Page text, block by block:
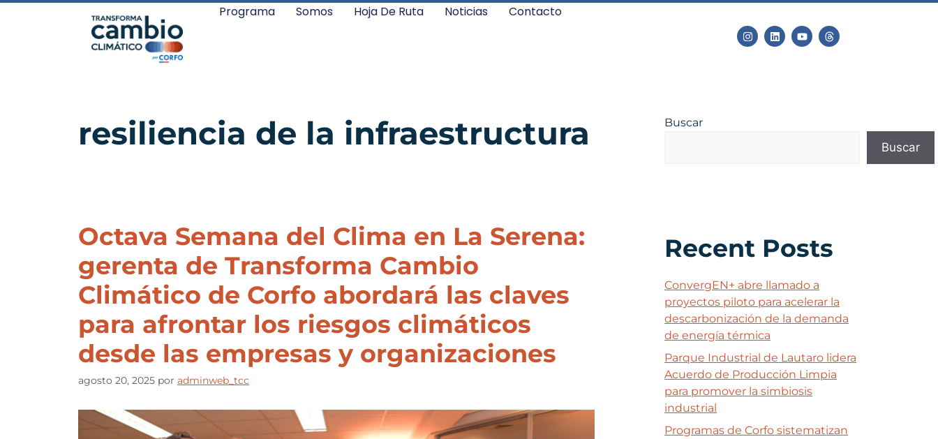
Programa Somos Hoja De Ruta Noticias Contacto
resiliencia de la infraestructura
Octava Semana del Clima en La Serena:
gerenta de Transforma Cambio
Climático de Corfo abordará las claves
para afrontar los riesgos climáticos
desde las empresas y organizaciones
agosto 20, 2025 por adminweb_tcc
Buscar
Buscar
Recent Posts
ConvergEN+ abre llamado a
proyectos piloto para acelerar la
descarbonización de la demanda
de energía térmica
Parque Industrial de Lautaro lidera
Acuerdo de Producción Limpia
para promover la simbiosis
industrial
Programas de Corfo sistematizan